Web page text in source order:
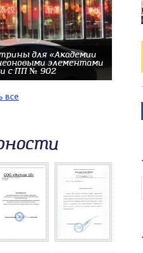
для «Академии
элементами
с ПП № 902
все